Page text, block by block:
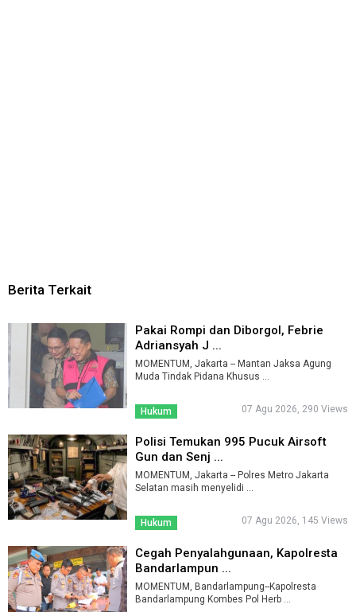
Berita Terkait
Pakai Rompi dan Diborgol, Febrie
Adriansyah J ...
MOMENTUM, Jakarta -- Mantan Jaksa Agung
Muda Tindak Pidana Khusus ...
Hukum 07 Agu 2026, 290 Views
Polisi Temukan 995 Pucuk Airsoft
Gun dan Senj ...
MOMENTUM, Jakarta -- Polres Metro Jakarta
Selatan masih menyelidi ...
Hukum 07 Agu 2026, 145 Views
Cegah Penyalahgunaan, Kapolresta
Bandarlampun ...
MOMENTUM, Bandarlampung--Kapolresta
Bandarlampung Kombes Pol Herb ...